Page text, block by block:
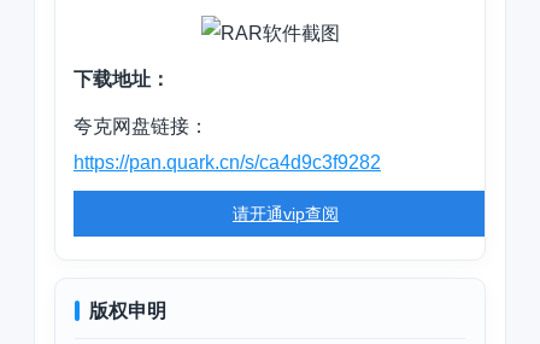
下载地址：
夸克网盘链接：
https://pan.quark.cn/s/ca4d9c3f9282
请开通vip查阅
版权申明